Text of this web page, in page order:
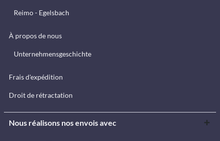
Reimo - Egelsbach
À propos de nous
Unternehmensgeschichte
Frais d'expédition
Droit de rétractation
Nous réalisons nos envois avec